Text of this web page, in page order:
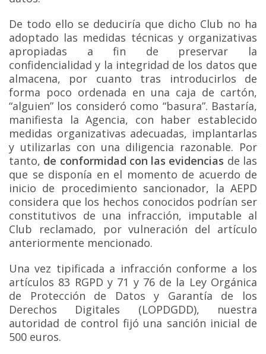
De todo ello se deduciría que dicho Club no ha
adoptado las medidas técnicas y organizativas
apropiadas a fin de preservar la
confidencialidad y la integridad de los datos que
almacena, por cuanto tras introducirlos de
forma poco ordenada en una caja de cartón,
“alguien” los consideró como “basura”. Bastaría,
manifiesta la Agencia, con haber establecido
medidas organizativas adecuadas, implantarlas
y utilizarlas con una diligencia razonable. Por
tanto, de conformidad con las evidencias de las
que se disponía en el momento de acuerdo de
inicio de procedimiento sancionador, la AEPD
considera que los hechos conocidos podrían ser
constitutivos de una infracción, imputable al
Club reclamado, por vulneración del artículo
anteriormente mencionado.
Una vez tipificada a infracción conforme a los
artículos 83 RGPD y 71 y 76 de la Ley Orgánica
de Protección de Datos y Garantía de los
Derechos Digitales (LOPDGDD), nuestra
autoridad de control fijó una sanción inicial de
500 euros.